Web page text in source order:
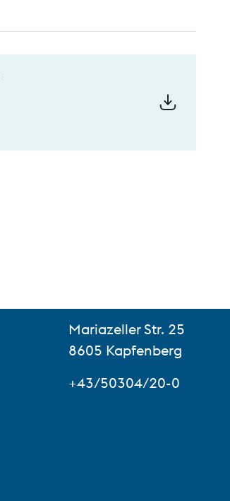
Mariazeller Str. 25
8605 Kapfenberg
+43/50304/20-0